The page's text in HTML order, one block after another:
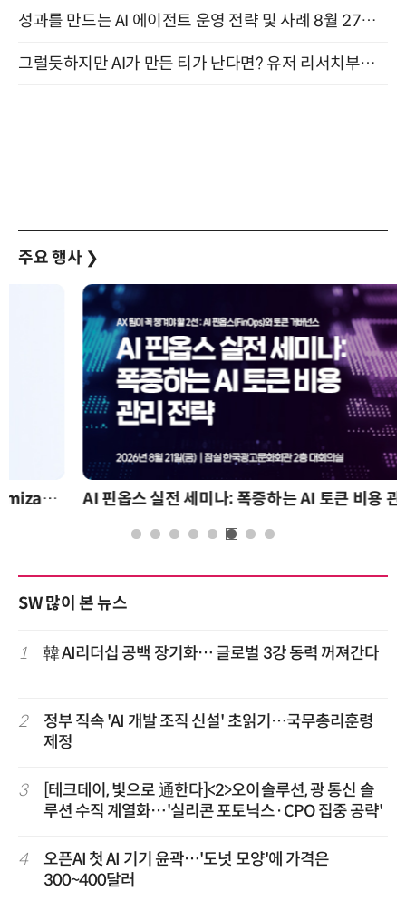
성과를 만드는 AI 에이전트 운영 전략 및 사례 8월 27일 개최
그럴듯하지만 AI가 만든 티가 난다면? 유저 리서치부터 배포까지! (9/15)
주요 행사 ❯
AI 핀옵스 실전 세미나: 폭증하는 AI 토큰 비용 관리 전략
SW 많이 본 뉴스
1 韓 AI리더십 공백 장기화… 글로벌 3강 동력 꺼져간다
2
정부 직속 'AI 개발 조직 신설' 초읽기…국무총리훈령
제정
3
[테크데이, 빛으로 通한다]<2>오이솔루션, 광 통신 솔
루션 수직 계열화…'실리콘 포토닉스·CPO 집중 공략'
4
오픈AI 첫 AI 기기 윤곽…'도넛 모양'에 가격은
300~400달러